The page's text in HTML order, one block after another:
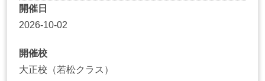
開催日
2026-10-02
開催校
大正校（若松クラス）